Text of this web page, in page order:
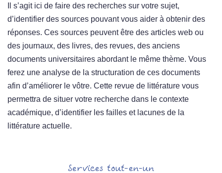
Il s’agit ici de faire des recherches sur votre sujet,
d’identifier des sources pouvant vous aider à obtenir des
réponses. Ces sources peuvent être des articles web ou
des journaux, des livres, des revues, des anciens
documents universitaires abordant le même thème. Vous
ferez une analyse de la structuration de ces documents
afin d’améliorer le vôtre. Cette revue de littérature vous
permettra de situer votre recherche dans le contexte
académique, d’identifier les failles et lacunes de la
littérature actuelle.
Services tout-en-un